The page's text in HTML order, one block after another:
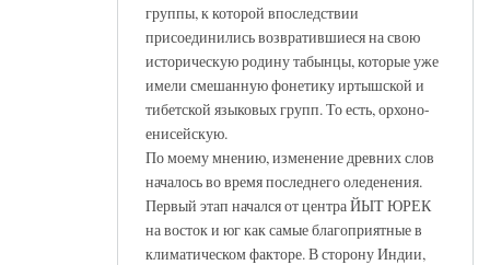
группы, к которой впоследствии
присоединились возвратившиеся на свою
историческую родину табынцы, которые уже
имели смешанную фонетику иртышской и
тибетской языковых групп. То есть, орхоно-
енисейскую.
По моему мнению, изменение древних слов
началось во время последнего оледенения.
Первый этап начался от центра ЙЫТ ЮРЕК
на восток и юг как самые благоприятные в
климатическом факторе. В сторону Индии,